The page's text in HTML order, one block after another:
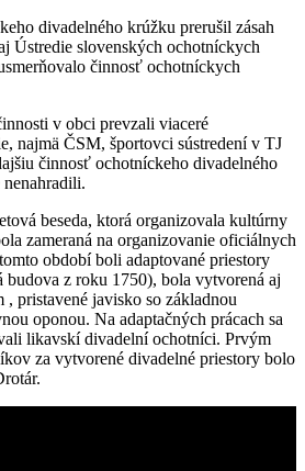
divadelného krúžku prerušil zásah
Ústredie slovenských ochotníckych
činnosť ochotníckych
v obci prevzali viaceré
najmä ČSM, športovci sústredení v TJ
činnosť ochotníckeho divadelného
beseda, ktorá organizovala kultúrny
zameraná na organizovanie oficiálnych
období boli adaptované priestory
budova z roku 1750), bola vytvorená aj
, pristavené javisko so základnou
oponou. Na adaptačných prácach sa
likavskí divadelní ochotníci. Prvým
za vytvorené divadelné priestory bolo